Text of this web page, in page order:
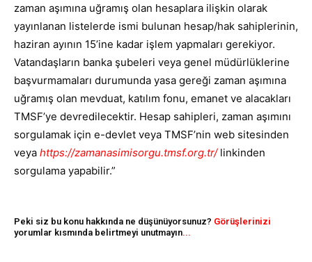
zaman aşımına uğramış olan hesaplara ilişkin olarak
yayınlanan listelerde ismi bulunan hesap/hak sahiplerinin,
haziran ayının 15’ine kadar işlem yapmaları gerekiyor.
Vatandaşların banka şubeleri veya genel müdürlüklerine
başvurmamaları durumunda yasa gereği zaman aşımına
uğramış olan mevduat, katılım fonu, emanet ve alacakları
TMSF’ye devredilecektir. Hesap sahipleri, zaman aşımını
sorgulamak için e-devlet veya TMSF’nin web sitesinden
veya https://zamanasimisorgu.tmsf.org.tr/linkinden
sorgulama yapabilir.”
Peki siz bu konu hakkında ne düşünüyorsunuz? Görüşlerinizi
yorumlar kısmında belirtmeyi unutmayın...